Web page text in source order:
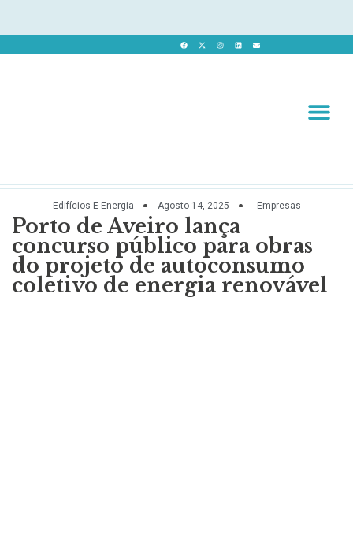
Edifícios E Energia Agosto 14, 2025 Empresas
Porto de Aveiro lança
concurso público para obras
do projeto de autoconsumo
coletivo de energia renovável